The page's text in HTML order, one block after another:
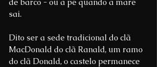
de barco - ou a pé quando a maré
sai.
Dito ser a sede tradicional do clã
MacDonald do clã Ranald, um ramo
do clã Donald, o castelo permanece